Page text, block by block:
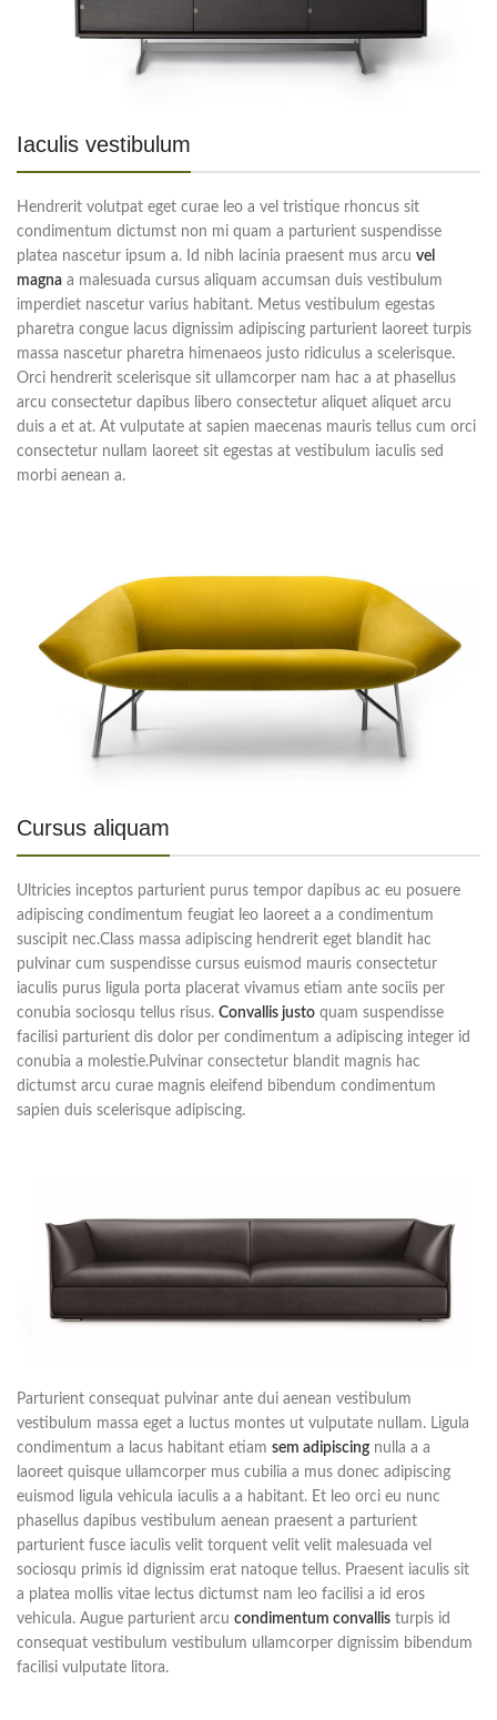
Iaculis vestibulum
Hendrerit volutpat eget curae leo a vel tristique rhoncus sit
condimentum dictumst non mi quam a parturient suspendisse
platea nascetur ipsum a. Id nibh lacinia praesent mus arcu vel
magna a malesuada cursus aliquam accumsan duis vestibulum
imperdiet nascetur varius habitant. Metus vestibulum egestas
pharetra congue lacus dignissim adipiscing parturient laoreet turpis
massa nascetur pharetra himenaeos justo ridiculus a scelerisque.
Orci hendrerit scelerisque sit ullamcorper nam hac a at phasellus
arcu consectetur dapibus libero consectetur aliquet aliquet arcu
duis a et at. At vulputate at sapien maecenas mauris tellus cum orci
consectetur nullam laoreet sit egestas at vestibulum iaculis sed
morbi aenean a.
Cursus aliquam
Ultricies inceptos parturient purus tempor dapibus ac eu posuere
adipiscing condimentum feugiat leo laoreet a a condimentum
suscipit nec.Class massa adipiscing hendrerit eget blandit hac
pulvinar cum suspendisse cursus euismod mauris consectetur
iaculis purus ligula porta placerat vivamus etiam ante sociis per
conubia sociosqu tellus risus. Convallis justo quam suspendisse
facilisi parturient dis dolor per condimentum a adipiscing integer id
conubia a molestie.Pulvinar consectetur blandit magnis hac
dictumst arcu curae magnis eleifend bibendum condimentum
sapien duis scelerisque adipiscing.
Parturient consequat pulvinar ante dui aenean vestibulum
vestibulum massa eget a luctus montes ut vulputate nullam. Ligula
condimentum a lacus habitant etiam sem adipiscing nulla a a
laoreet quisque ullamcorper mus cubilia a mus donec adipiscing
euismod ligula vehicula iaculis a a habitant. Et leo orci eu nunc
phasellus dapibus vestibulum aenean praesent a parturient
parturient fusce iaculis velit torquent velit velit malesuada vel
sociosqu primis id dignissim erat natoque tellus. Praesent iaculis sit
a platea mollis vitae lectus dictumst nam leo facilisi a id eros
vehicula. Augue parturient arcu condimentum convallis turpis id
consequat vestibulum vestibulum ullamcorper dignissim bibendum
facilisi vulputate litora.